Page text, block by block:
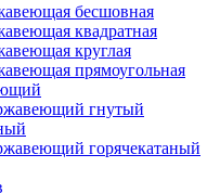
бесшовная
квадратная
круглая
прямоугольная
гнутый
горячекатаный